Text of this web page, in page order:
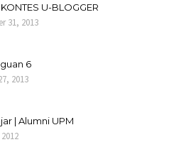
U-BLOGGER
31, 2013
6
2013
| Alumni UPM